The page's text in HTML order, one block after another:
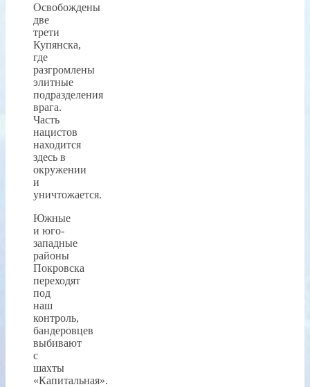
Освобождены
две
трети
Купянска,
где
разгромлены
элитные
подразделения
врага.
Часть
нацистов
находится
здесь в
окружении
и
уничтожается.
Южные
и юго-
западные
районы
Покровска
переходят
под
наш
контроль,
бандеровцев
выбивают
с
шахты
«Капитальная».